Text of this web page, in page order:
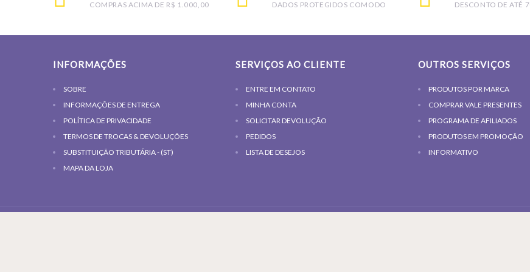
COMPRAS ACIMA DE R$ 1.000,00 DADOS PROTEGIDOS COMODO DESCONTO DE ATÉ
INFORMAÇÕES
SOBRE
INFORMAÇÕES DE ENTREGA
POLÍTICA DE PRIVACIDADE
TERMOS DE TROCAS & DEVOLUÇÕES
SUBSTITUIÇÃO TRIBUTÁRIA - (ST)
MAPA DA LOJA
SERVIÇOS AO CLIENTE
ENTRE EM CONTATO
MINHA CONTA
SOLICITAR DEVOLUÇÃO
PEDIDOS
LISTA DE DESEJOS
OUTROS SERVIÇOS
PRODUTOS POR MARCA
COMPRAR VALE PRESENTES
PROGRAMA DE AFILIADOS
PRODUTOS EM PROMOÇÃO
INFORMATIVO